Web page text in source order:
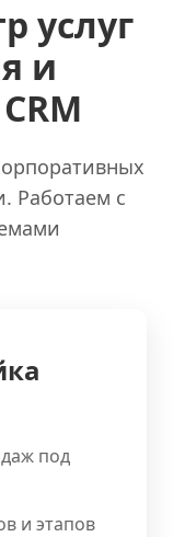
услуг
и
Работаем с
под
и этапов